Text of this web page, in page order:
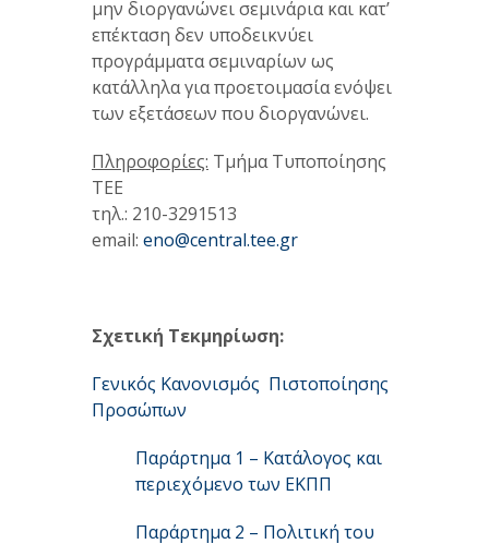
μην διοργανώνει σεμινάρια και κατ’
επέκταση δεν υποδεικνύει
προγράμματα σεμιναρίων ως
κατάλληλα για προετοιμασία ενόψει
των εξετάσεων που διοργανώνει.
Πληροφορίες: Τμήμα Τυποποίησης
ΤΕΕ
τηλ.: 210-3291513
email: eno@central.tee.gr
Σχετική Τεκμηρίωση:
Γενικός Κανονισμός Πιστοποίησης
Προσώπων
Παράρτημα 1 – Κατάλογος και
περιεχόμενο των ΕΚΠΠ
Παράρτημα 2 – Πολιτική του